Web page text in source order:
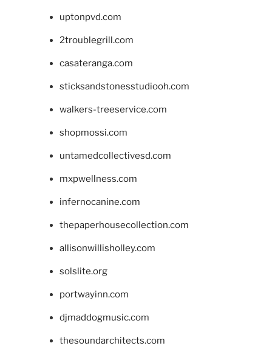
uptonpvd.com
2troublegrill.com
casateranga.com
sticksandstonesstudiooh.com
walkers-treeservice.com
shopmossi.com
untamedcollectivesd.com
mxpwellness.com
infernocanine.com
thepaperhousecollection.com
allisonwillisholley.com
solslite.org
portwayinn.com
djmaddogmusic.com
thesoundarchitects.com